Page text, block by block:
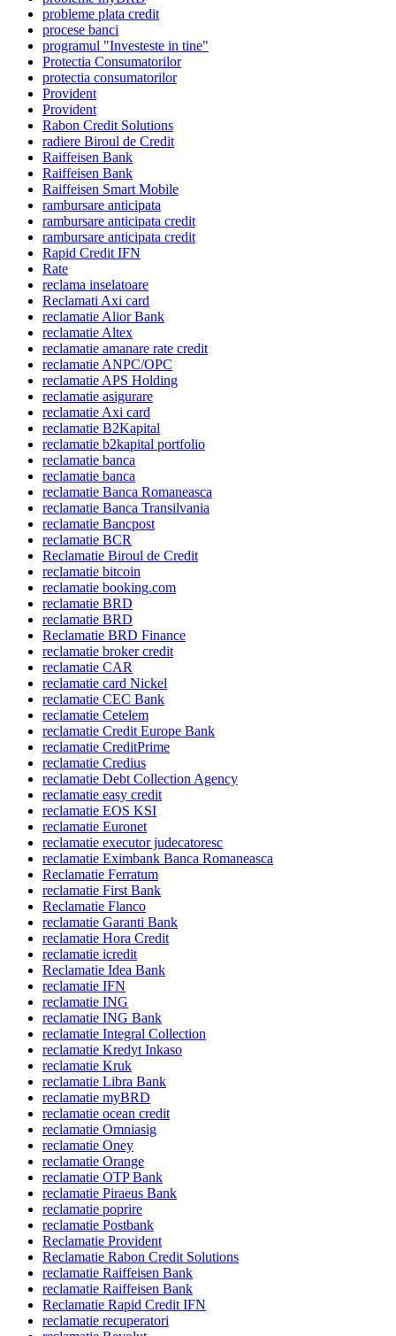
probleme plata credit
procese banci
programul "Investeste in tine"
Protectia Consumatorilor
protectia consumatorilor
Provident
Provident
Rabon Credit Solutions
radiere Biroul de Credit
Raiffeisen Bank
Raiffeisen Bank
Raiffeisen Smart Mobile
rambursare anticipata
rambursare anticipata credit
rambursare anticipata credit
Rapid Credit IFN
Rate
reclama inselatoare
Reclamati Axi card
reclamatie Alior Bank
reclamatie Altex
reclamatie amanare rate credit
reclamatie ANPC/OPC
reclamatie APS Holding
reclamatie asigurare
reclamatie Axi card
reclamatie B2Kapital
reclamatie b2kapital portfolio
reclamatie banca
reclamatie banca
reclamatie Banca Romaneasca
reclamatie Banca Transilvania
reclamatie Bancpost
reclamatie BCR
Reclamatie Biroul de Credit
reclamatie bitcoin
reclamatie booking.com
reclamatie BRD
reclamatie BRD
Reclamatie BRD Finance
reclamatie broker credit
reclamatie CAR
reclamatie card Nickel
reclamatie CEC Bank
reclamatie Cetelem
reclamatie Credit Europe Bank
reclamatie CreditPrime
reclamatie Credius
reclamatie Debt Collection Agency
reclamatie easy credit
reclamatie EOS KSI
reclamatie Euronet
reclamatie executor judecatoresc
reclamatie Eximbank Banca Romaneasca
Reclamatie Ferratum
reclamatie First Bank
Reclamatie Flanco
reclamatie Garanti Bank
reclamatie Hora Credit
reclamatie icredit
Reclamatie Idea Bank
reclamatie IFN
reclamatie ING
reclamatie ING Bank
reclamatie Integral Collection
reclamatie Kredyt Inkaso
reclamatie Kruk
reclamatie Libra Bank
reclamatie myBRD
reclamatie ocean credit
reclamatie Omniasig
reclamatie Oney
reclamatie Orange
reclamatie OTP Bank
reclamatie Piraeus Bank
reclamatie poprire
reclamatie Postbank
Reclamatie Provident
Reclamatie Rabon Credit Solutions
reclamatie Raiffeisen Bank
reclamatie Raiffeisen Bank
Reclamatie Rapid Credit IFN
reclamatie recuperatori